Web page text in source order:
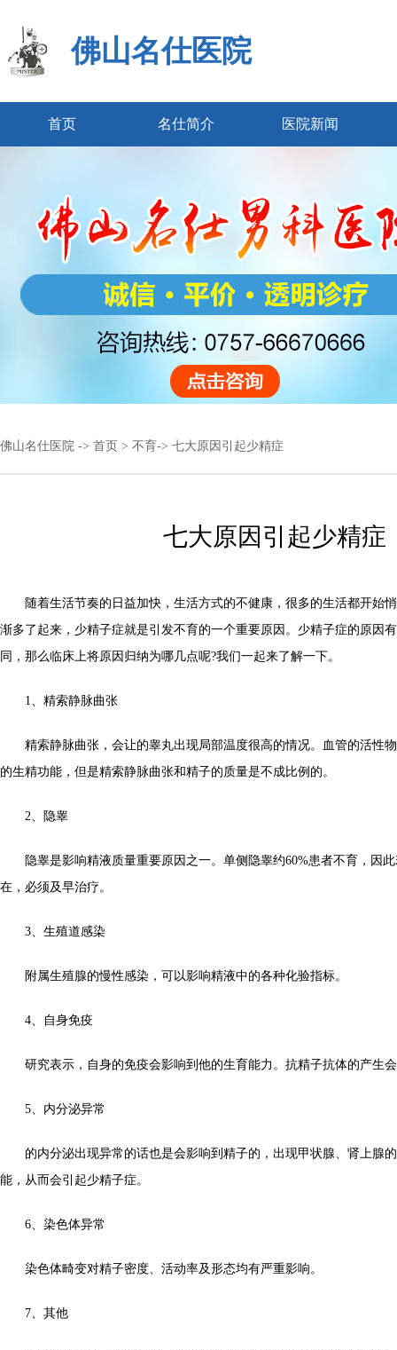
佛山名仕医院
首页 名仕简介 医院新闻
佛山名仕医院 -> 首页 > 不育-> 七大原因引起少精症
七大原因引起少精症
随着生活节奏的日益加快，生活方式的不健康，很多的生活都开始
渐多了起来，少精子症就是引发不育的一个重要原因。少精子症的原因
同，那么临床上将原因归纳为哪几点呢?我们一起来了解一下。
1、精索静脉曲张
精索静脉曲张，会让的睾丸出现局部温度很高的情况。血管的活性
的生精功能，但是精索静脉曲张和精子的质量是不成比例的。
2、隐睾
隐睾是影响精液质量重要原因之一。单侧隐睾约60%患者不育，因此
在，必须及早治疗。
3、生殖道感染
附属生殖腺的慢性感染，可以影响精液中的各种化验指标。
4、自身免疫
研究表示，自身的免疫会影响到他的生育能力。抗精子抗体的产生
5、内分泌异常
的内分泌出现异常的话也是会影响到精子的，出现甲状腺、肾上腺
能，从而会引起少精子症。
6、染色体异常
染色体畸变对精子密度、活动率及形态均有严重影响。
7、其他